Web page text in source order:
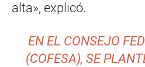
alta», explicó.
EN EL CONSEJO
(COFESA), SE